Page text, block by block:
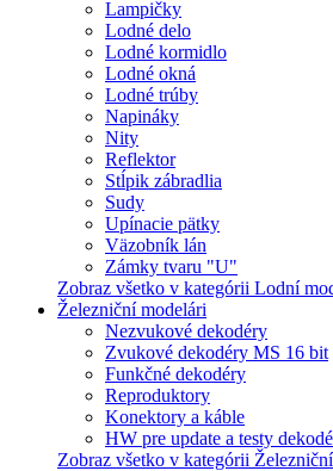
Lampičky
Lodné delo
Lodné kormidlo
Lodné okná
Lodné trúby
Napináky
Nity
Reflektor
Stĺpik zábradlia
Sudy
Upínacie pätky
Väzobník lán
Zámky tvaru "U"
Zobraz všetko v kategórii Lodní
Železniční modelári
Nezvukové dekodéry
Zvukové dekodéry MS 16 bit
Funkčné dekodéry
Reproduktory
Konektory a káble
HW pre update a testy
Zobraz všetko v kategórii